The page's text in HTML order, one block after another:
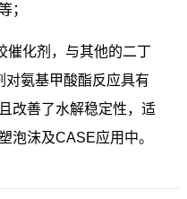
；
催化剂，与其他的二丁
对氨基甲酸酯反应具有
改善了水解稳定性，适
泡沫及CASE应用中。